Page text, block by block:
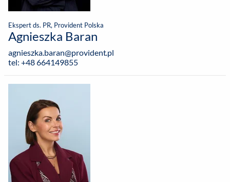
Ekspert ds. PR, Provident Polska
Agnieszka Baran
agnieszka.baran@provident.pl
tel: +48 664149855